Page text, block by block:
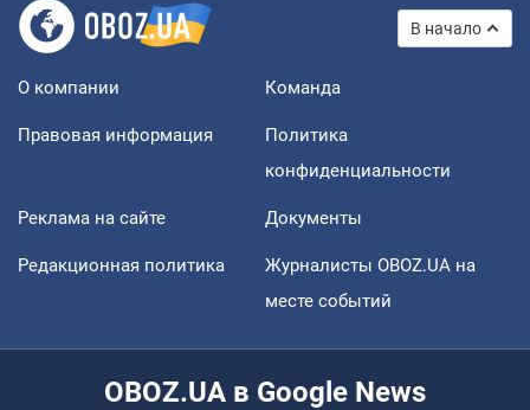
В начало
О компании Команда
Правовая информация
Политика
конфиденциальности
Реклама на сайте Документы
Редакционная политика
Журналисты OBOZ.UA на
месте событий
OBOZ.UA в Google News